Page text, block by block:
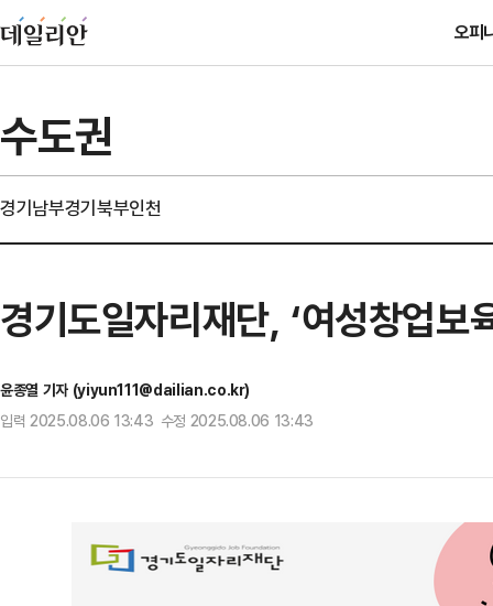
오피
수도권
경기남부경기북부인천
경기도일자리재단, ‘여성창업
윤종열 기자 (yiyun111@dailian.co.kr)
입력 2025.08.06 13:43 수정 2025.08.06 13:43